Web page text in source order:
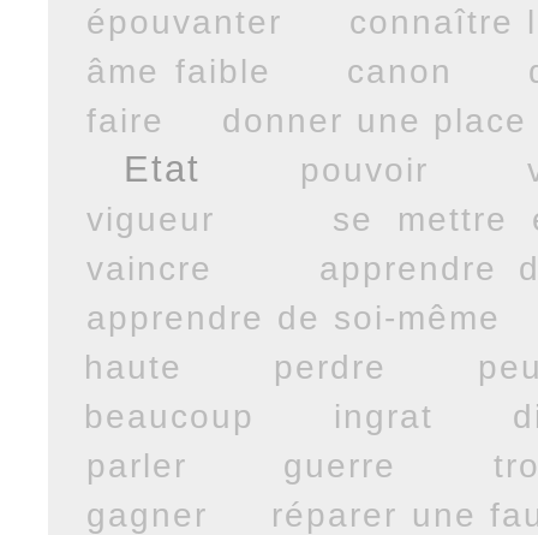
épouvanter
connaître
âme faible
canon
faire
donner une place
Etat pouvoir
vigueur
se mettre
vaincre
apprendre
apprendre de soi-même
haute
perdre
beaucoup
ingrat
parler
guerre
gagner
réparer une